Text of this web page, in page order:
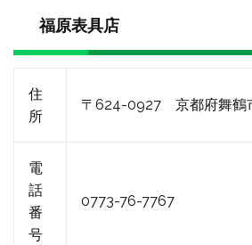
福原表具店
住
所
〒624-0927 京都府舞鶴
電
話
番
号
0773-76-7767